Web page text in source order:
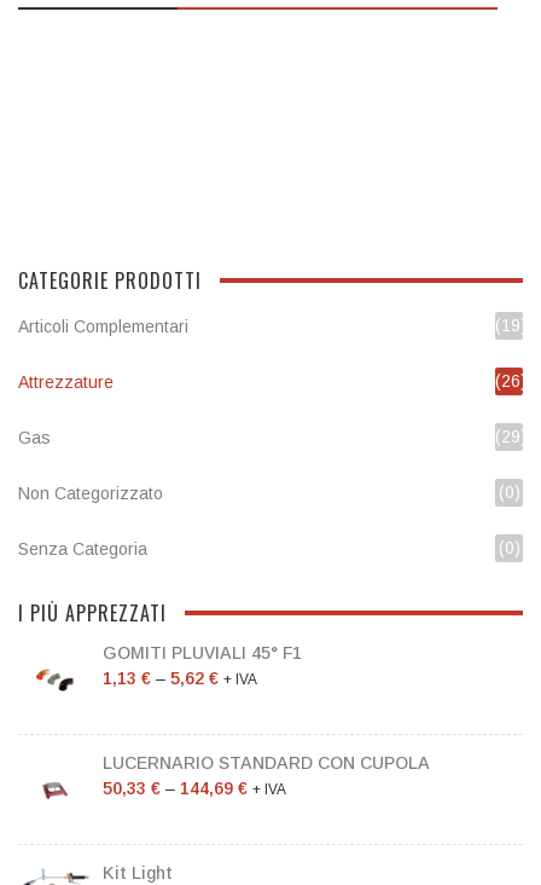
CATEGORIE PRODOTTI
Articoli Complementari (19)
Attrezzature (26)
Gas (29)
Non Categorizzato (0)
Senza Categoria (0)
I PIÙ APPREZZATI
GOMITI PLUVIALI 45° F1
1,13 € – 5,62 € + IVA
LUCERNARIO STANDARD CON CUPOLA
50,33 € – 144,69 € + IVA
Kit Light